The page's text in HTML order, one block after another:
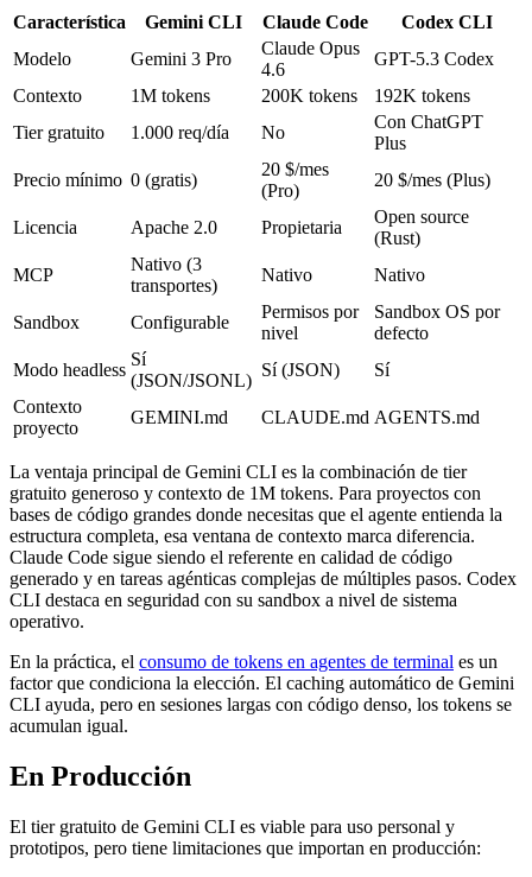
Característica Gemini CLI Claude Code
Codex CLI
Modelo
Gemini 3 Pro
Claude Opus
4.6
GPT-5.3 Codex
Contexto
1M tokens 200K tokens
192K tokens
Tier gratuito
1.000 req/día No
Con ChatGPT
Plus
Precio mínimo 0 (gratis)
20 $/mes
(Pro)
20 $/mes (Plus)
Licencia Apache 2.0 Propietaria
Open source
(Rust)
MCP
Nativo (3
transportes)
Nativo Nativo
Sandbox Configurable
Permisos por
nivel
Sandbox OS por
defecto
Modo headless
Sí
(JSON/JSONL)
Sí (JSON)
Sí
Contexto
proyecto
GEMINI.md CLAUDE.md AGENTS.md
La ventaja principal de Gemini CLI es la combinación de tier
gratuito generoso y contexto de 1M tokens. Para proyectos con
bases de código grandes donde necesitas que el agente entienda la
estructura completa, esa ventana de contexto marca diferencia.
Claude Code sigue siendo el referente en calidad de código
generado y en tareas agénticas complejas de múltiples pasos. Codex
CLI destaca en seguridad con su sandbox a nivel de sistema
operativo.
En la práctica, el consumo de tokens en agentes de terminal es un
factor que condiciona la elección. El caching automático de Gemini
CLI ayuda, pero en sesiones largas con código denso, los tokens se
acumulan igual.
En Producción
El tier gratuito de Gemini CLI es viable para uso personal y
prototipos, pero tiene limitaciones que importan en producción: